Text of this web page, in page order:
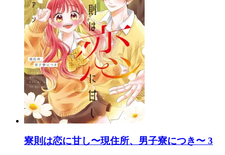
寮則は恋に甘し〜現住所、男子寮につき〜 3